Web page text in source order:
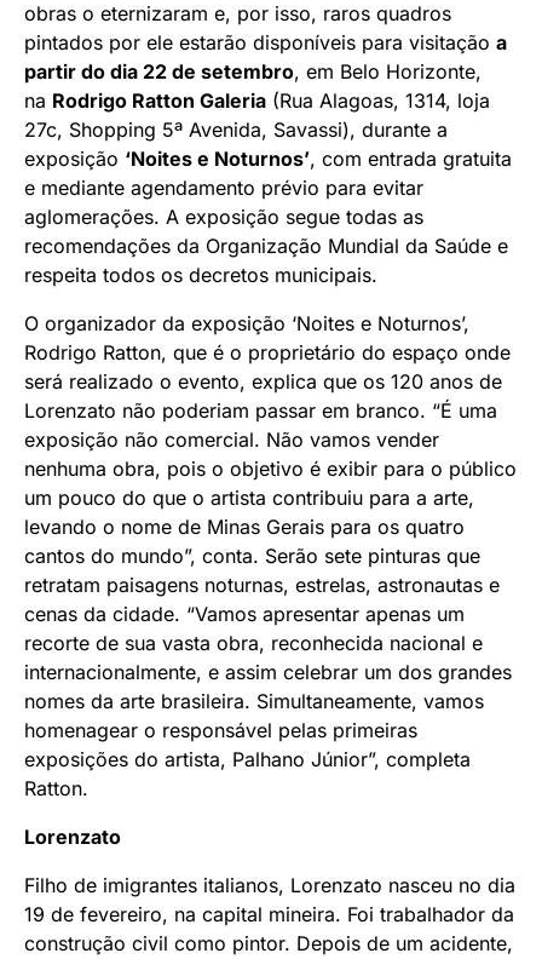
obras o eternizaram e, por isso, raros quadros
pintados por ele estarão disponíveis para visitação a
partir do dia 22 de setembro, em Belo Horizonte,
na Rodrigo Ratton Galeria (Rua Alagoas, 1314, loja
27c, Shopping 5ª Avenida, Savassi), durante a
exposição ‘Noites e Noturnos’, com entrada gratuita
e mediante agendamento prévio para evitar
aglomerações. A exposição segue todas as
recomendações da Organização Mundial da Saúde e
respeita todos os decretos municipais.
O organizador da exposição ‘Noites e Noturnos’,
Rodrigo Ratton, que é o proprietário do espaço onde
será realizado o evento, explica que os 120 anos de
Lorenzato não poderiam passar em branco. “É uma
exposição não comercial. Não vamos vender
nenhuma obra, pois o objetivo é exibir para o público
um pouco do que o artista contribuiu para a arte,
levando o nome de Minas Gerais para os quatro
cantos do mundo”, conta. Serão sete pinturas que
retratam paisagens noturnas, estrelas, astronautas e
cenas da cidade. “Vamos apresentar apenas um
recorte de sua vasta obra, reconhecida nacional e
internacionalmente, e assim celebrar um dos grandes
nomes da arte brasileira. Simultaneamente, vamos
homenagear o responsável pelas primeiras
exposições do artista, Palhano Júnior”, completa
Ratton.
Lorenzato
Filho de imigrantes italianos, Lorenzato nasceu no dia
19 de fevereiro, na capital mineira. Foi trabalhador da
construção civil como pintor. Depois de um acidente,